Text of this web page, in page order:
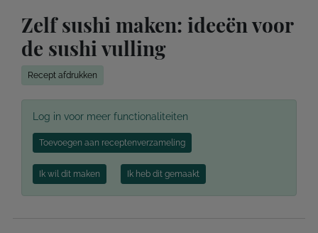
Zelf sushi maken: ideeën voor
de sushi vulling
Recept afdrukken
Log in voor meer functionaliteiten
Toevoegen aan receptenverzameling
Ik wil dit maken Ik heb dit gemaakt